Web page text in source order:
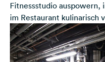
Fitnessstudio auspowern,
im Restaurant kulinarisch